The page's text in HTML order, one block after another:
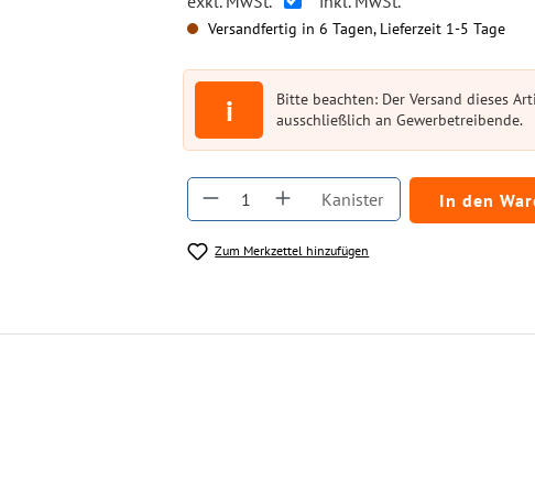
Versandfertig in 6 Tagen, Lieferzeit 1-5 Tage
i
Bitte beachten: Der Versand dieses
ausschließlich an Gewerbetreibende.
Produkt Anzahl: Gib den
Kanister In den
Zum Merkzettel hinzufügen